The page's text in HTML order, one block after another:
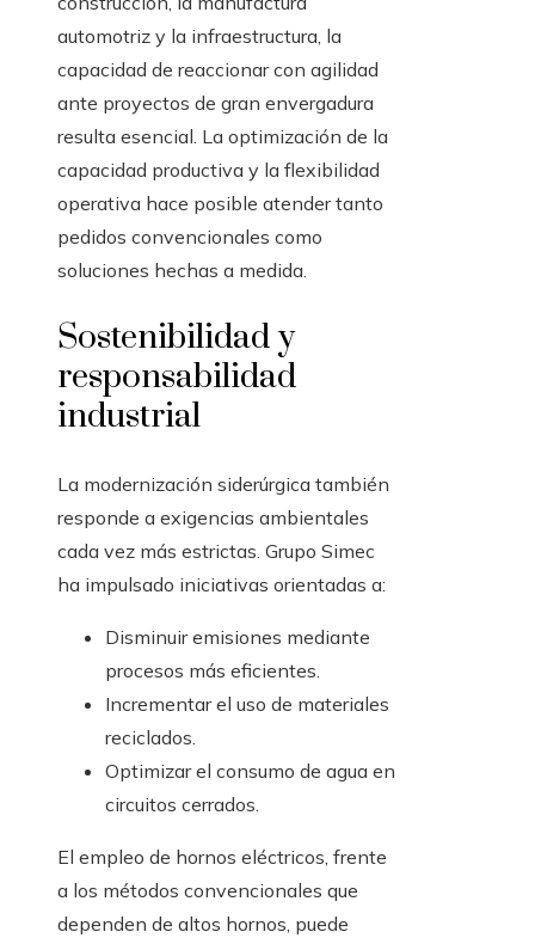
automotriz y la infraestructura, la
capacidad de reaccionar con agilidad
ante proyectos de gran envergadura
resulta esencial. La optimización de la
capacidad productiva y la flexibilidad
operativa hace posible atender tanto
pedidos convencionales como
soluciones hechas a medida.
Sostenibilidad y
responsabilidad
industrial
La modernización siderúrgica también
responde a exigencias ambientales
cada vez más estrictas. Grupo Simec
ha impulsado iniciativas orientadas a:
Disminuir emisiones mediante
procesos más eficientes.
Incrementar el uso de materiales
reciclados.
Optimizar el consumo de agua en
circuitos cerrados.
El empleo de hornos eléctricos, frente
a los métodos convencionales que
dependen de altos hornos, puede